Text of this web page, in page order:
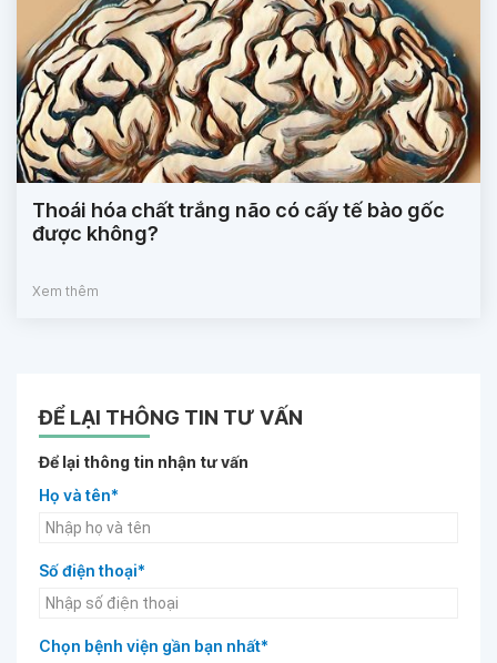
Thoái hóa chất trắng não có cấy tế bào gốc
được không?
Xem thêm
ĐỂ LẠI THÔNG TIN TƯ VẤN
Để lại thông tin nhận tư vấn
Họ và tên*
Số điện thoại*
Chọn bệnh viện gần bạn nhất*